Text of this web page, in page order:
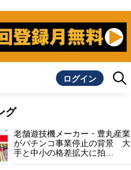
ログイン
グ
老舗遊技機メーカー・豊丸産業
がパチンコ事業停止の背景 大
手と中小の格差拡大に拍…